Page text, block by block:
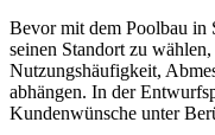
Bevor mit dem Poolbau in
seinen Standort zu
Nutzungshäufigkeit,
abhängen. In der
Kundenwünsche unter